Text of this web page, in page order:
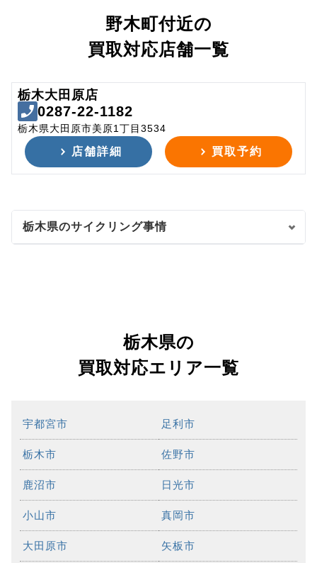
野木町付近の
買取対応店舗一覧
栃木大田原店
0287-22-1182
栃木県大田原市美原1丁目3534
店舗詳細 買取予約
栃木県のサイクリング事情
栃木県の
買取対応エリア一覧
宇都宮市 足利市
栃木市 佐野市
鹿沼市 日光市
小山市 真岡市
大田原市 矢板市